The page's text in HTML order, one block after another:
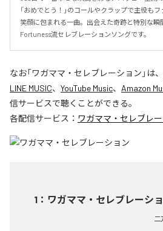
「おめでとう！」のコールやクラップで主役も
笑顔に包まれる一曲。出会えた奇跡と特別な瞬
Fortuness流セレブレーションソングです。
なお「ワガママ・セレブレーション 」は、
LINE MUSIC、 YouTube Music、 Amazon
信サービスで聴くことができる。
各配信サービス： ワガママ・セレブレ
1 ： ワガママ・セレブレーシ
二